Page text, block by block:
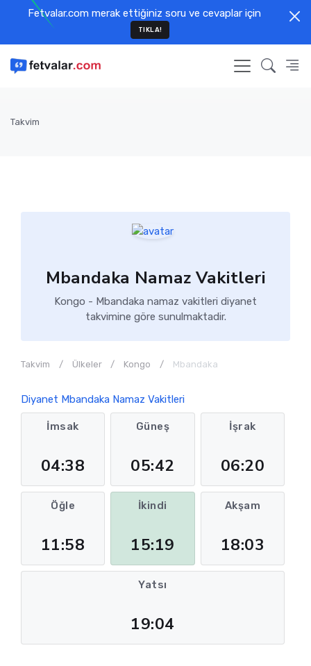
Fetvalar.com merak ettiğiniz soru ve cevaplar için
TIKLA!
Takvim
Mbandaka Namaz Vakitleri
Kongo - Mbandaka namaz vakitleri diyanet
takvimine göre sunulmaktadir.
Takvim Ülkeler Kongo Mbandaka
Diyanet Mbandaka Namaz Vakitleri
İmsak
04:38
Güneş
05:42
İşrak
06:20
Öğle
11:58
İkindi
15:19
Akşam
18:03
Yatsı
19:04